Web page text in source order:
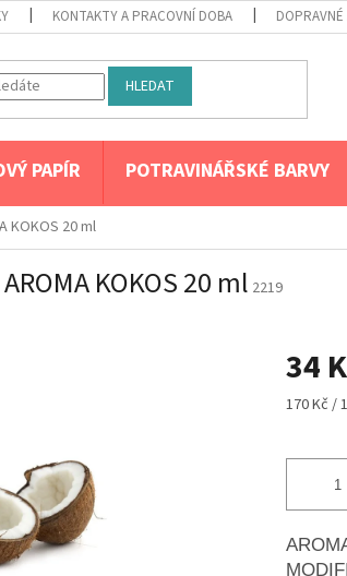
KONTAKTY A PRACOVNÍ DOBA DOPRAVNÉ
HLEDAT
PAPÍR POTRAVINÁŘSKÉ BARVY
KOKOS 20 ml
KOKOS 20 ml 2219
34
Měrná
170 Kč /